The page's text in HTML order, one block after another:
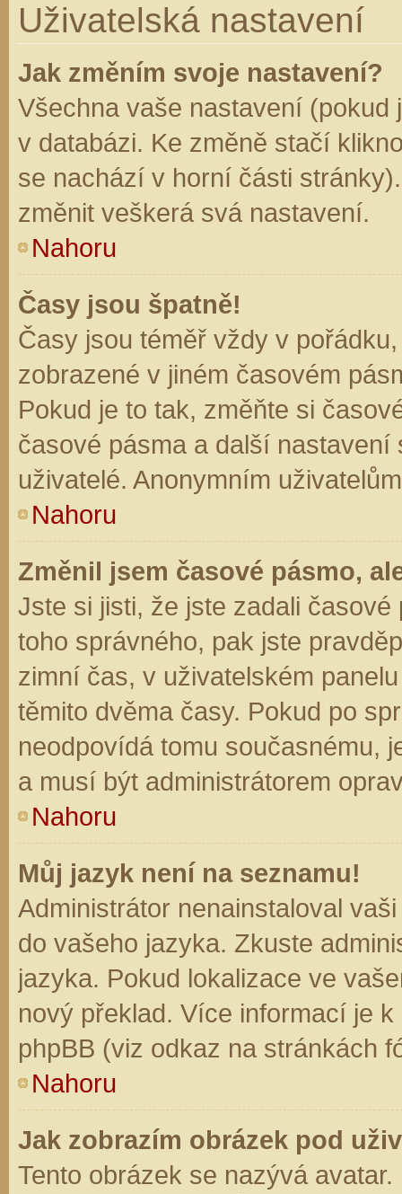
Uživatelská nastavení
Jak změním svoje nastavení?
Všechna vaše nastavení (pokud
v databázi. Ke změně stačí
se nachází v horní části
změnit veškerá svá nastavení.
Nahoru
Časy jsou špatně!
Časy jsou téměř vždy v
zobrazené v jiném časovém
Pokud je to tak, změňte si
časové pásma a další
uživatelé. Anonymním
Nahoru
Změnil jsem časové pásmo,
Jste si jisti, že jste zadali
toho správného, pak jste
zimní čas, v uživatelském
těmito dvěma časy. Pokud po
neodpovídá tomu současnému,
a musí být administrátorem
Nahoru
Můj jazyk není na seznamu!
Administrátor nenainstaloval
do vašeho jazyka. Zkuste
jazyka. Pokud lokalizace ve
nový překlad. Více informací je
phpBB (viz odkaz na stránkách
Nahoru
Jak zobrazím obrázek pod
Tento obrázek se nazývá